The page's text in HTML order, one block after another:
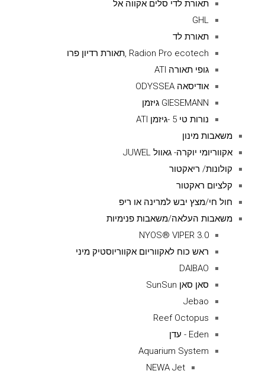
תאורת לדי סלים אקווה אל
GHL
תאורת לד
Radion Pro ecotech ,תאורת רדיון פרו
גופי תאורה ATI
אודיסאה ODYSSEA
GIESEMANN גיזמן
נורות טי 5 -גיזמן ATI
משאבות מינון
אקווריומי יוקרה- גאוול JUWEL
קולונות/ ריאקטור
קלציום ראקטור
חול חי/מצץ יבש למרינה או ריפ
משאבות העלאה/משאבות פנימיות
NYOS® VIPER 3.0
ראש כוח לאקווריום אקווריוסטיק מיני
DAIBAO
סאן סאן SunSun
Jebao
Reef Octopus
Eden - עדן
Aquarium System
NEWA Jet